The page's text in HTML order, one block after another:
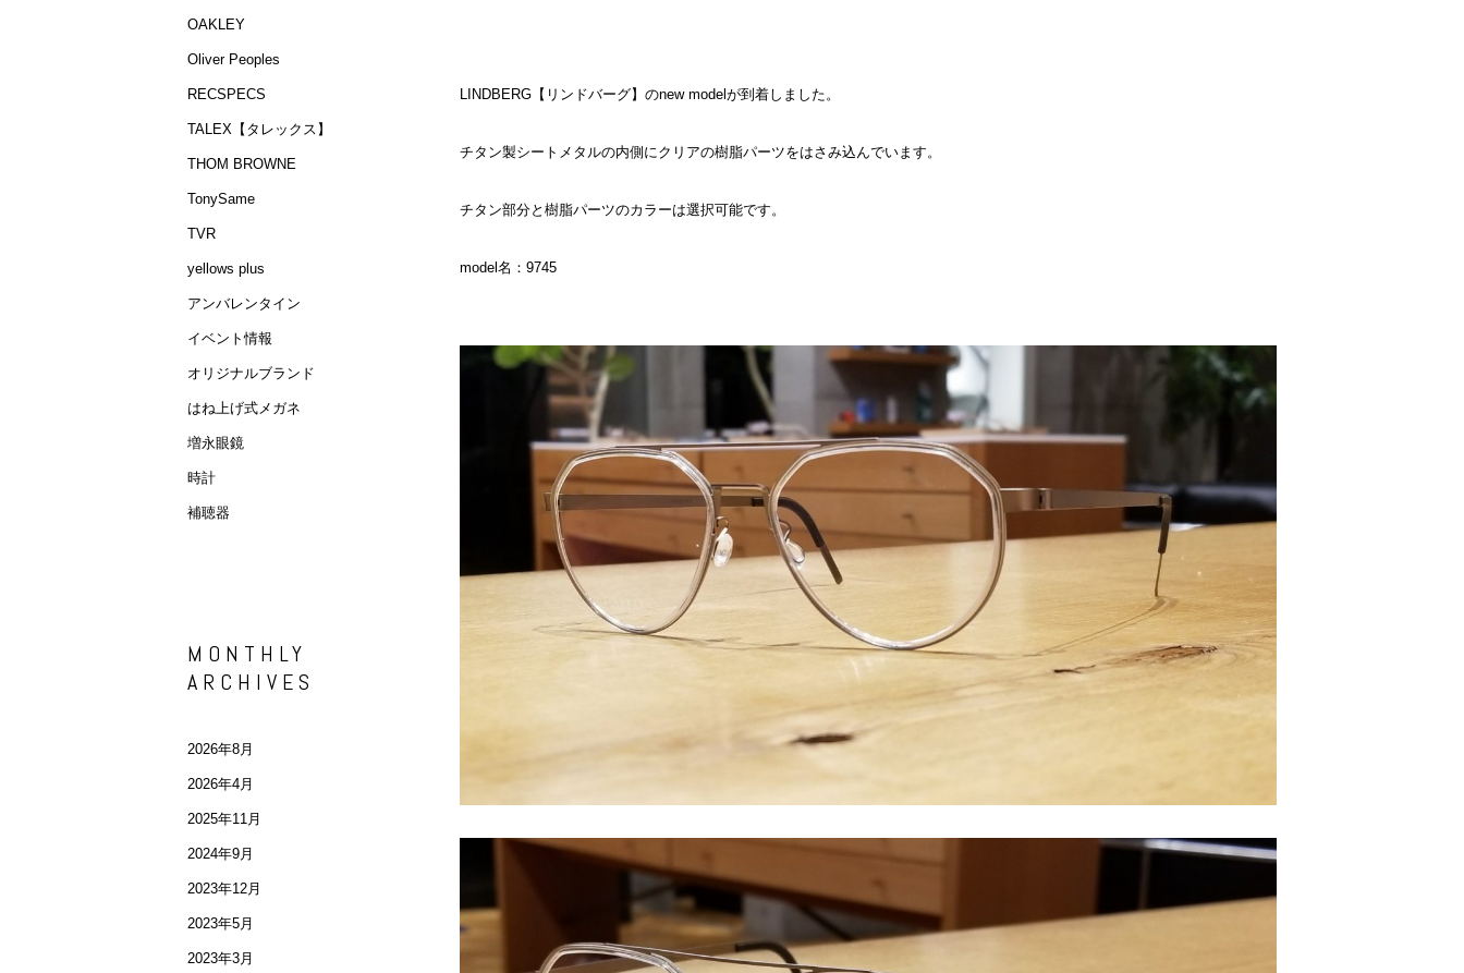
LINDBERG【リンドバーグ】のnew modelが到着しました。
チタン製シートメタルの内側にクリアの樹脂パーツをはさみ込んでいます。
チタン部分と樹脂パーツのカラーは選択可能です。
model名：9745
OAKLEY
Oliver Peoples
RECSPECS
TALEX【タレックス】
THOM BROWNE
TonySame
TVR
yellows plus
アンバレンタイン
イベント情報
オリジナルブランド
はね上げ式メガネ
増永眼鏡
時計
補聴器
MONTHLY
ARCHIVES
2026年8月
2026年4月
2025年11月
2024年9月
2023年12月
2023年5月
2023年3月